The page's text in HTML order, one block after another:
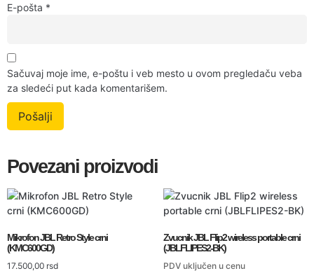
E-pošta *
Sačuvaj moje ime, e-poštu i veb mesto u ovom pregledaču veba
za sledeći put kada komentarišem.
Povezani proizvodi
Mikrofon JBL Retro Style crni
(KMC600GD)
17.500,00 rsd
Zvucnik JBL Flip2 wireless portable crni
(JBLFLIPES2-BK)
PDV uključen u cenu